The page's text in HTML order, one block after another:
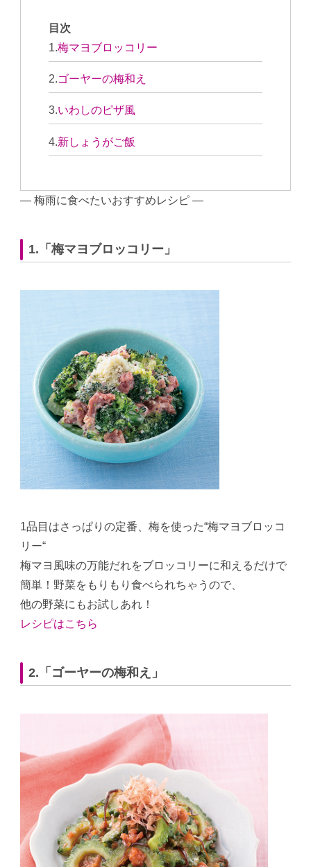
目次
梅マヨブロッコリー
ゴーヤーの梅和え
いわしのピザ風
新しょうがご飯
― 梅雨に食べたいおすすめレシピ ―
1.「梅マヨブロッコリー」
1品目はさっぱりの定番、梅を使った“梅マヨブロッコ
リー“
梅マヨ風味の万能だれをブロッコリーに和えるだけで
簡単！野菜をもりもり食べられちゃうので、
他の野菜にもお試しあれ！
レシピはこちら
2.「ゴーヤーの梅和え」